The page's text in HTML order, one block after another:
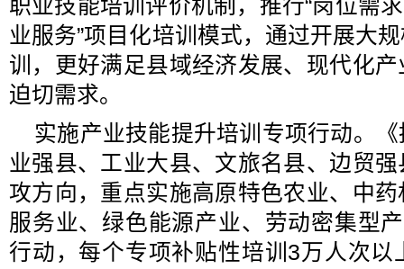
职业技能培训评价机制，推行“岗位需
业服务”项目化培训模式，通过开展大
训，更好满足县域经济发展、现代化
迫切需求。
实施产业技能提升培训专项行动。
业强县、工业大县、文旅名县、边贸
攻方向，重点实施高原特色农业、中
服务业、绿色能源产业、劳动密集型
行动，每个专项补贴性培训3万人次